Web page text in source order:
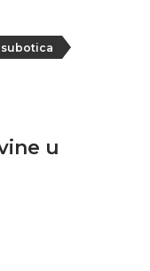
subotica
u